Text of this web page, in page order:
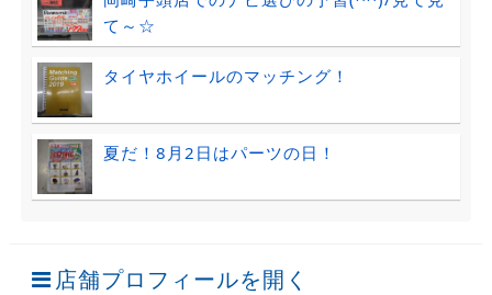
て～☆
タイヤホイールのマッチング！
夏だ！8月2日はパーツの日！
店舗プロフィールを開く